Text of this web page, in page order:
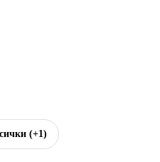
(+1)